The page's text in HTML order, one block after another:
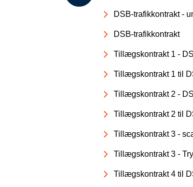
DSB-trafikkontrakt -
DSB-trafikkontrakt
Tillægskontrakt 1 -
Tillægskontrakt 1 til
Tillægskontrakt 2 -
Tillægskontrakt 2 til
Tillægskontrakt 3 -
Tillægskontrakt 3 -
Tillægskontrakt 4 til